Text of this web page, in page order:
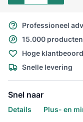
Professioneel
15.000
Hoge
Snelle levering
Snel naar
Details Plus- en